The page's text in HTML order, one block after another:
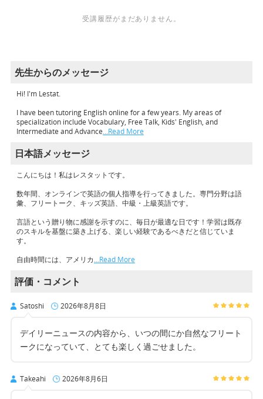
受講履歴がまだありません。
先生からのメッセージ
Hi! I'm Lestat.
I have been tutoring English online for a few years. My areas of
specialization include Vocabulary, Free Talk, Kids' English, and
Intermediate and Advance…Read More
日本語メッセージ
こんにちは！私はレスタットです。
数年間、オンラインで英語の個人指導を行ってきました。専門分野は語
彙、フリートーク、キッズ英語、中級・上級英語です。
言語という贈り物に感謝を示すのに、毎日が最適な日です！学習は既存
のスキルを基盤に築き上げる、楽しい経験であるべきだと信じていま
す。
自由時間には、アメリカ…Read More
評価・コメント
Satoshi 2026年8月8日
デイリーニュースの内容から、いつの間にか自然なフリート
ークになっていて、とても楽しく過ごせました。
Takeahi 2026年8月6日